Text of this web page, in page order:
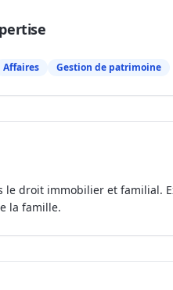
Affaires Gestion de patrimoine
le droit immobilier et familial.
la famille.